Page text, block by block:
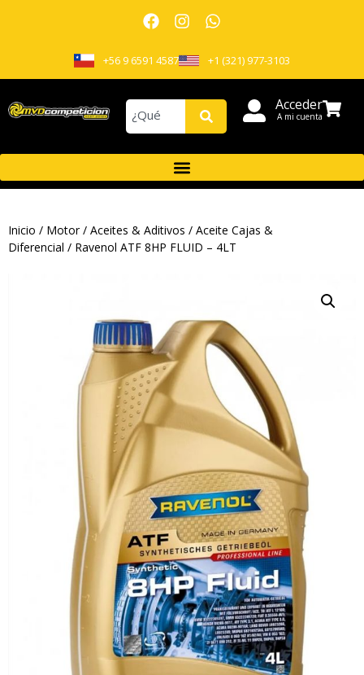
+56 9 6591 4587 +1 (321) 977-3103
Acceder
A mi cuenta
Inicio / Motor/ Aceites & Aditivos / Aceite Cajas &
Diferencial / Ravenol ATF 8HP FLUID – 4LT